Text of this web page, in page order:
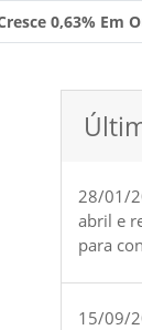
0,63% Em
28/01/
abril e
para
15/09/